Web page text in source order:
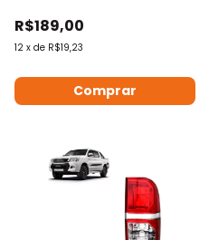
R$189,00
12 x de R$19,23
Comprar